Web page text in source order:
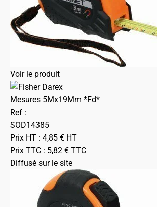
Voir le produit
Mesures 5Mx19Mm *Fd*
Ref :
SOD14385
Prix HT : 4,85 € HT
Prix TTC : 5,82 € TTC
Diffusé sur le site